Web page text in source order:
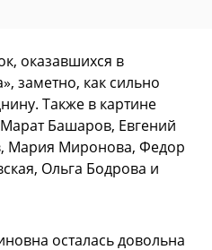
оказавшихся в
заметно, как сильно
Также в картине
Башаров, Евгений
Мария Миронова, Федор
Ольга Бодрова и
осталась довольна